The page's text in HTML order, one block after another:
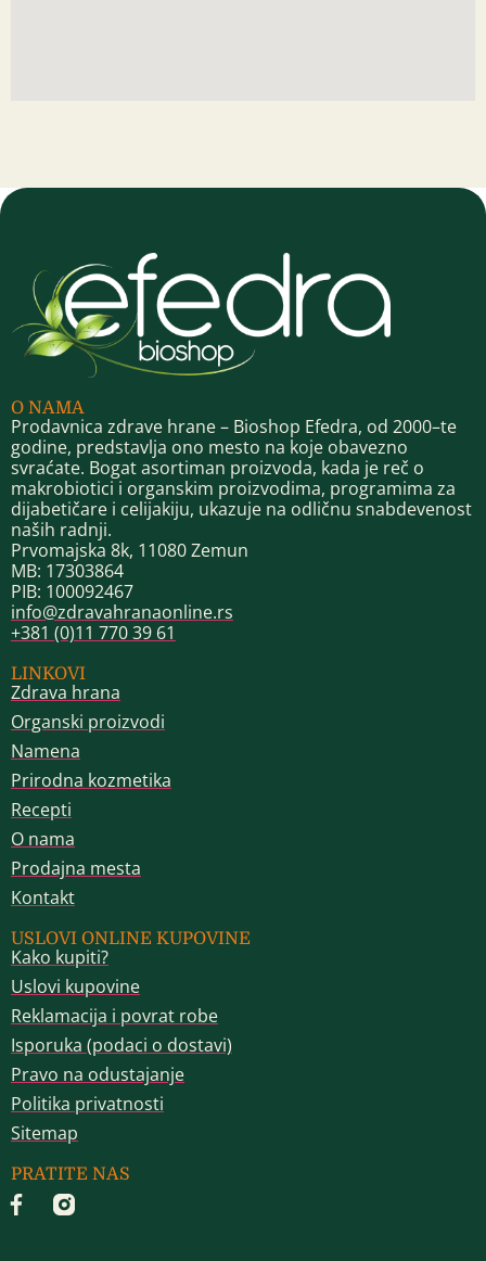
O NAMA
Prodavnica zdrave hrane – Bioshop Efedra, od 2000–te
godine, predstavlja ono mesto na koje obavezno
svraćate. Bogat asortiman proizvoda, kada je reč o
makrobiotici i organskim proizvodima, programima za
dijabetičare i celijakiju, ukazuje na odličnu snabdevenost
naših radnji.
Prvomajska 8k, 11080 Zemun
MB: 17303864
PIB: 100092467
info@zdravahranaonline.rs
+381 (0)11 770 39 61
LINKOVI
Zdrava hrana
Organski proizvodi
Namena
Prirodna kozmetika
Recepti
O nama
Prodajna mesta
Kontakt
USLOVI ONLINE KUPOVINE
Kako kupiti?
Uslovi kupovine
Reklamacija i povrat robe
Isporuka (podaci o dostavi)
Pravo na odustajanje
Politika privatnosti
Sitemap
PRATITE NAS